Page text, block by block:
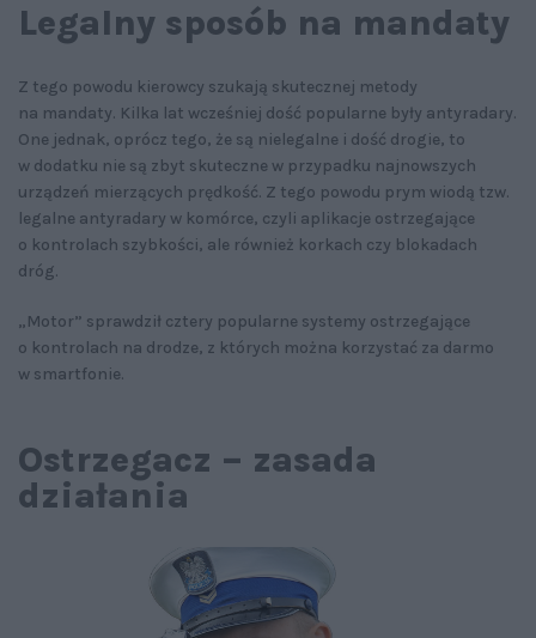
Legalny sposób na mandaty
Z tego powodu kierowcy szukają skutecznej metody
na mandaty. Kilka lat wcześniej dość popularne były antyradary.
One jednak, oprócz tego, że są nielegalne i dość drogie, to
w dodatku nie są zbyt skuteczne w przypadku najnowszych
urządzeń mierzących prędkość. Z tego powodu prym wiodą tzw.
legalne antyradary w komórce, czyli aplikacje ostrzegające
o kontrolach szybkości, ale również korkach czy blokadach
dróg.
„Motor” sprawdził cztery popularne systemy ostrzegające
o kontrolach na drodze, z których można korzystać za darmo
w smartfonie.
Ostrzegacz – zasada
działania